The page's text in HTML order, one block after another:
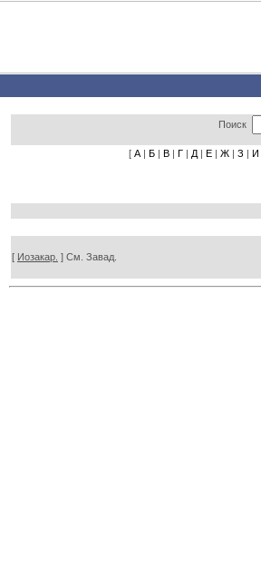
Поиск
[ А | Б | В | Г | Д | Е | Ж | З | И
[ Иозакар. ] См. Завад.